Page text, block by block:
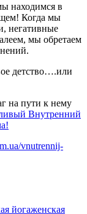
находимся в
Когда мы
негативные
мы обретаем
детство….или
на пути к нему
Внутренний
vnutrennij-
йогаженская